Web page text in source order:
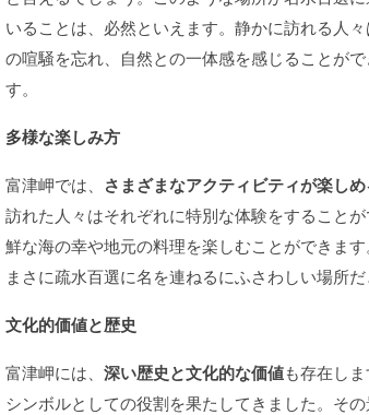
いることは、必然といえます。静かに訪れる人
の喧騒を忘れ、自然との一体感を感じることが
す。
多様な楽しみ方
富津岬では、 さまざまなアクティビティが楽しめ
訪れた人々はそれぞれに特別な体験をすること
鮮な海の幸や地元の料理を楽しむことができま
まさに疏水百選に名を連ねるにふさわしい場所だ
文化的価値と歴史
富津岬には、 深い歴史と文化的な価値も存在し
シンボルとしての役割を果たしてきました。そ